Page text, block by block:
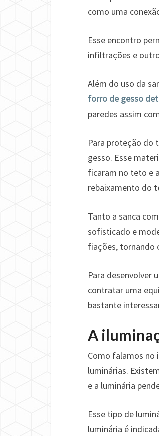
como uma
Esse encontro
infiltrações e
Além do uso da
forro de gesso
paredes assim
Para proteção do
gesso. Esse
ficaram no teto e
rebaixamento do
Tanto a sanca
sofisticado e
fiações, tornando
Para desenvolver
contratar uma
bastante
A
Como falamos no
luminárias.
e a luminária
Esse tipo de
luminária é